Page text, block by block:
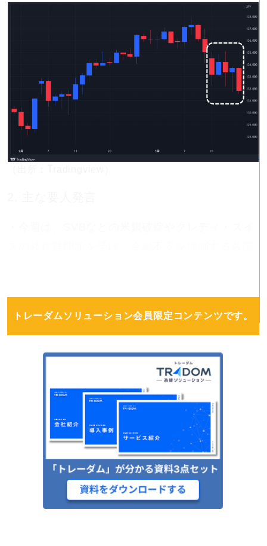
トレーダムソリューション会員限定コンテンツです。